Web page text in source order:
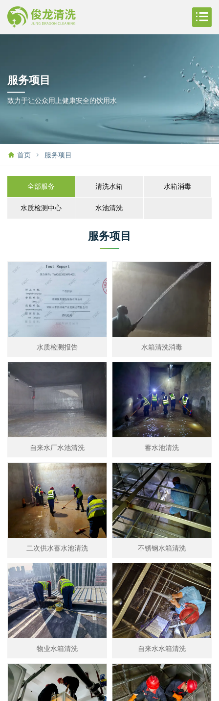
服务项目
致力于让公众用上健康安全的饮用水
首页 服务项目
全部服务 清洗水箱 水箱消毒
水质检测中心 水池清洗
服务项目
水质检测报告 水箱清洗消毒
自来水厂水池清洗 蓄水池清洗
二次供水蓄水池清洗 不锈钢水箱清洗
物业水箱清洗 自来水水箱清洗